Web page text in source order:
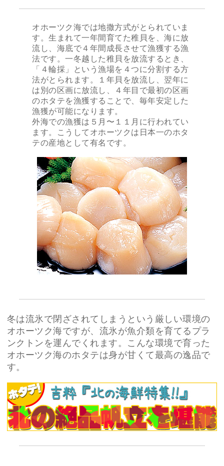
オホーツク海では地撒方式がとられていま
す。生まれて一年間育てた稚貝を、海に放
流し、海底で４年間成長させて漁獲する漁
法です。一冬越した稚貝を放流するとき、
「４輪採」という漁場を４つに分割する方
法がとられます。１年貝を放流し、翌年に
は別の区画に放流し、４年目で最初の区画
のホタテを漁獲することで、毎年安定した
漁獲が可能になります。
外海での漁獲は５月〜１１月に行われてい
ます。こうしてオホーツクは日本一のホタ
テの産地として有名です。
冬は流氷で閉ざされてしまうという厳しい環境の
オホーツク海ですが、流氷が魚介類を育てるプラ
ンクトンを運んでくれます。こんな環境で育った
オホーツク海のホタテは身が甘くて最高の逸品で
す。